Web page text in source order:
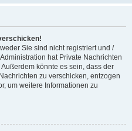
Sie sind nicht registriert und /
hat Private Nachrichten
könnte es sein, dass der
zu verschicken, entzogen
um weitere Informationen zu